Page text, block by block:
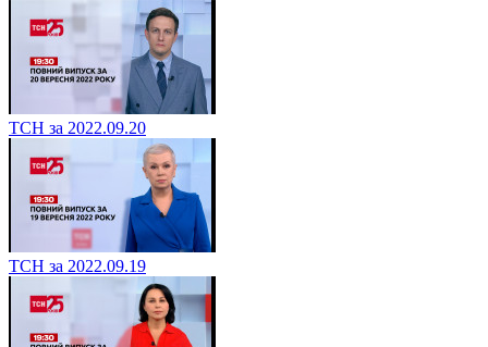
ТСН за 2022.09.20
ТСН за 2022.09.19